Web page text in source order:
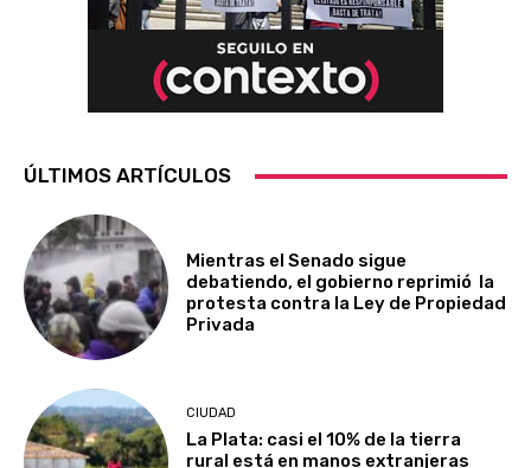
ÚLTIMOS ARTÍCULOS
Mientras el Senado sigue
debatiendo, el gobierno reprimió la
protesta contra la Ley de Propiedad
Privada
CIUDAD
La Plata: casi el 10% de la tierra
rural está en manos extranjeras